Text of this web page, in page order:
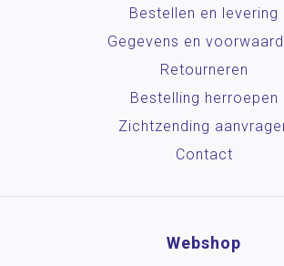
Bestellen en levering
Gegevens en
Retourneren
Bestelling herroepen
Zichtzending
Contact
Webshop